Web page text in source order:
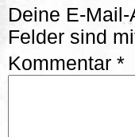
Deine E-
Felder sind
Kommentar *